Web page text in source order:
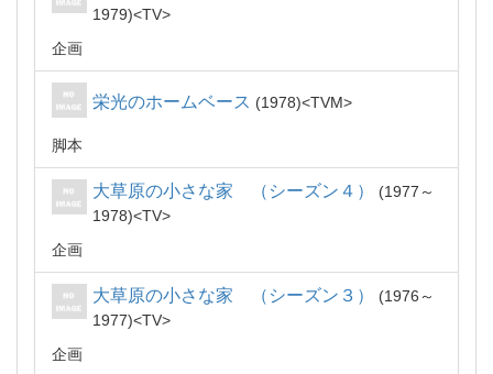
1979
TV
企画
栄光のホームベース 1978 TVM
脚本
大草原の小さな家 （シーズン４）
1977～
1978
TV
企画
大草原の小さな家 （シーズン３）
1976～
1977
TV
企画